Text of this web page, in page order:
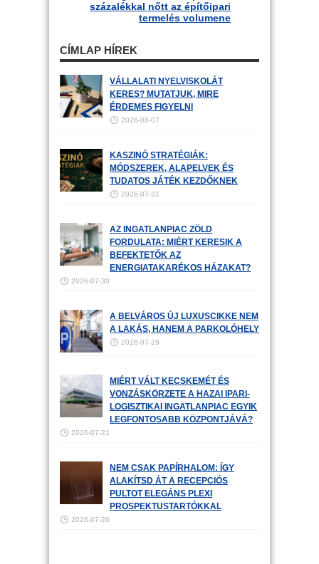
százalékkal nőtt az építőipari
termelés volumene
CÍMLAP HÍREK
VÁLLALATI NYELVISKOLÁT
KERES? MUTATJUK, MIRE
ÉRDEMES FIGYELNI
2026-08-07
KASZINÓ STRATÉGIÁK:
MÓDSZEREK, ALAPELVEK ÉS
TUDATOS JÁTÉK KEZDŐKNEK
2026-07-31
AZ INGATLANPIAC ZÖLD
FORDULATA: MIÉRT KERESIK A
BEFEKTETŐK AZ
ENERGIATAKARÉKOS HÁZAKAT?
2026-07-30
A BELVÁROS ÚJ LUXUSCIKKE NEM
A LAKÁS, HANEM A PARKOLÓHELY
2026-07-29
MIÉRT VÁLT KECSKEMÉT ÉS
VONZÁSKÖRZETE A HAZAI IPARI-
LOGISZTIKAI INGATLANPIAC EGYIK
LEGFONTOSABB KÖZPONTJÁVÁ?
2026-07-21
NEM CSAK PAPÍRHALOM: ÍGY
ALAKÍTSD ÁT A RECEPCIÓS
PULTOT ELEGÁNS PLEXI
PROSPEKTUSTARTÓKKAL
2026-07-20